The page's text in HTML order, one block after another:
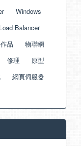
Windows
Balancer
作品
物聯網
修理
原型
網頁伺服器